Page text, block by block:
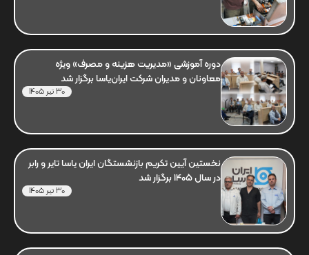
دوره آموزشی «مدیریت هزینه و مصرف» ویژه
معاونان و مدیران شرکت ایران‌یاسا برگزار شد
30 تیر 1405
نخستین آیین تکریم بازنشستگان ایران یاسا تایر و رابر
در سال 1405 برگزار شد
30 تیر 1405